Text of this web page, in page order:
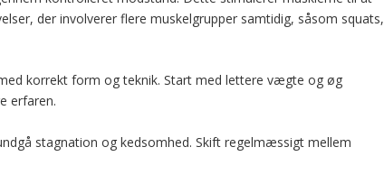
der involverer flere muskelgrupper samtidig, såsom squats,
korrekt form og teknik. Start med lettere vægte og øg
erfaren.
stagnation og kedsomhed. Skift regelmæssigt mellem